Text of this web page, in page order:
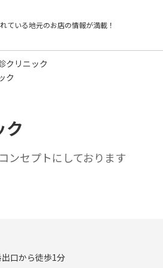
ている地元のお店の情報が満載！
クリニック
ク
ク
ンセプトにしております
口から徒歩1分